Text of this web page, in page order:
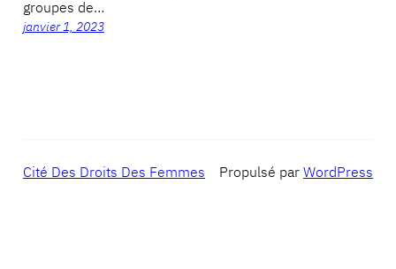
groupes de…
janvier 1, 2023
Cité Des Droits Des Femmes Propulsé parWordPress